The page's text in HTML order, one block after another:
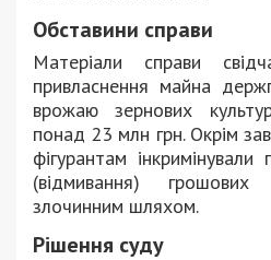
Обставини справи
Матеріали справи
привласнення майна
врожаю зернових
понад 23 млн грн. Окрім
фігурантам
(відмивання)
злочинним шляхом.
Рішення суду